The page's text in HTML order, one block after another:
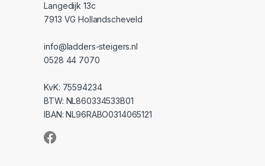
Langedijk 13c
7913 VG Hollandscheveld
info@ladders-steigers.nl
0528 44 7070
KvK: 75594234
BTW: NL860334533B01
IBAN: NL96RABO0314065121